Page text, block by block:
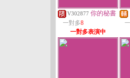
V302877 你的秘書
一對多8
一對多表演中